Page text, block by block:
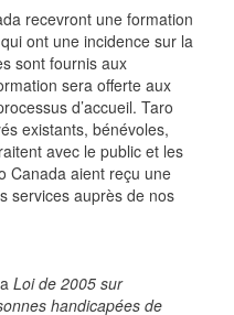
recevront une formation
ont une incidence sur la
sont fournis aux
sera offerte aux
d’accueil. Taro
existants, bénévoles,
avec le public et les
Canada aient reçu une
services auprès de nos
Loi de 2005 sur
handicapées de